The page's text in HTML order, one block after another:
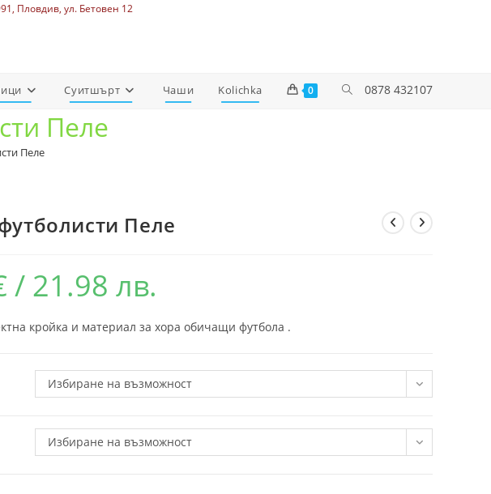
Пловдив, ул. Бетовен 12
0878 432107
Суитшърт Чаши Kolichka 0
Пеле
Пеле
Пеле
/ 21.98 лв.
кройка и материал за хора обичащи футбола .
Избиране на възможност
Избиране на възможност